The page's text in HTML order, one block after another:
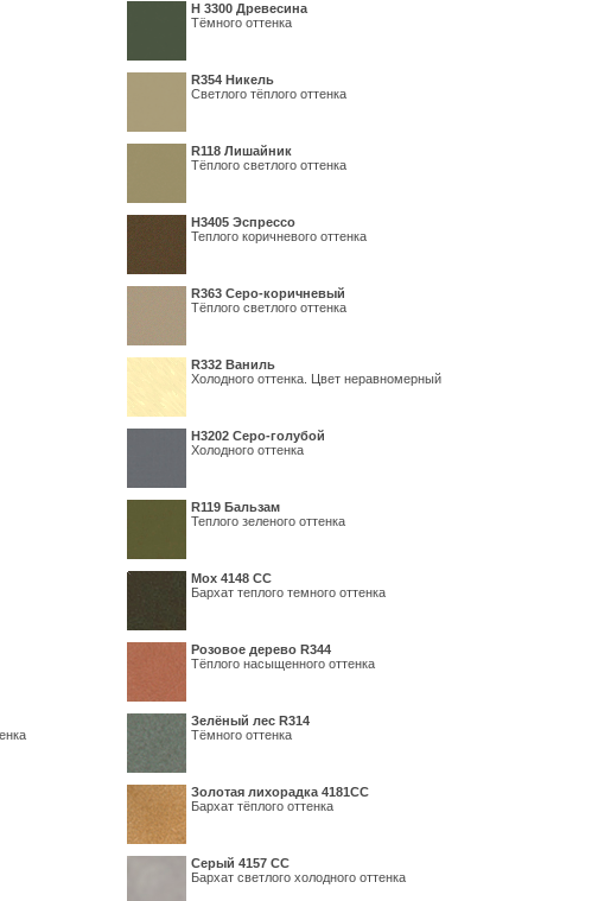
H 3300 Древесина
Тёмного оттенка
R354 Никель
Светлого тёплого оттенка
R118 Лишайник
Тёплого светлого оттенка
Н3405 Эспрессо
Теплого коричневого оттенка
R363 Серо-коричневый
Тёплого светлого оттенка
R332 Ваниль
Холодного оттенка. Цвет неравномерный
Н3202 Серо-голубой
Холодного оттенка
R119 Бальзам
Теплого зеленого оттенка
Мох 4148 СС
Бархат теплого темного оттенка
Розовое дерево R344
Тёплого насыщенного оттенка
Зелёный лес R314
Тёмного оттенка
Золотая лихорадка 4181СС
Бархат тёплого оттенка
Серый 4157 СС
Бархат светлого холодного оттенка